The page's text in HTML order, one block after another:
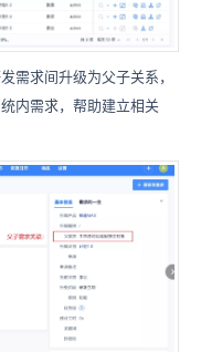
需求间升级为父子关系，
内需求，帮助建立相关